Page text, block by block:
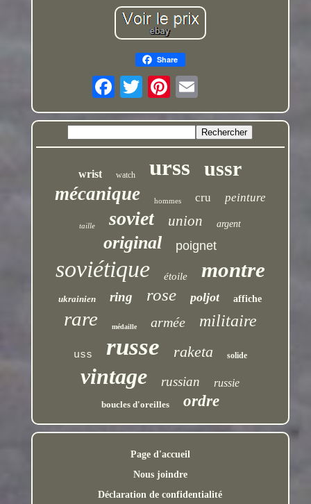
Share
wrist watch urss ussr
mécanique hommes cru peinture
taille soviet union argent
original poignet
soviétique étoile montre
ukrainien ring rose poljot affiche
rare médaille armée militaire
uss russe raketa solide
vintage russian russie
boucles d'oreilles ordre
Page d'accueil
Nous joindre
Déclaration de confidentialité